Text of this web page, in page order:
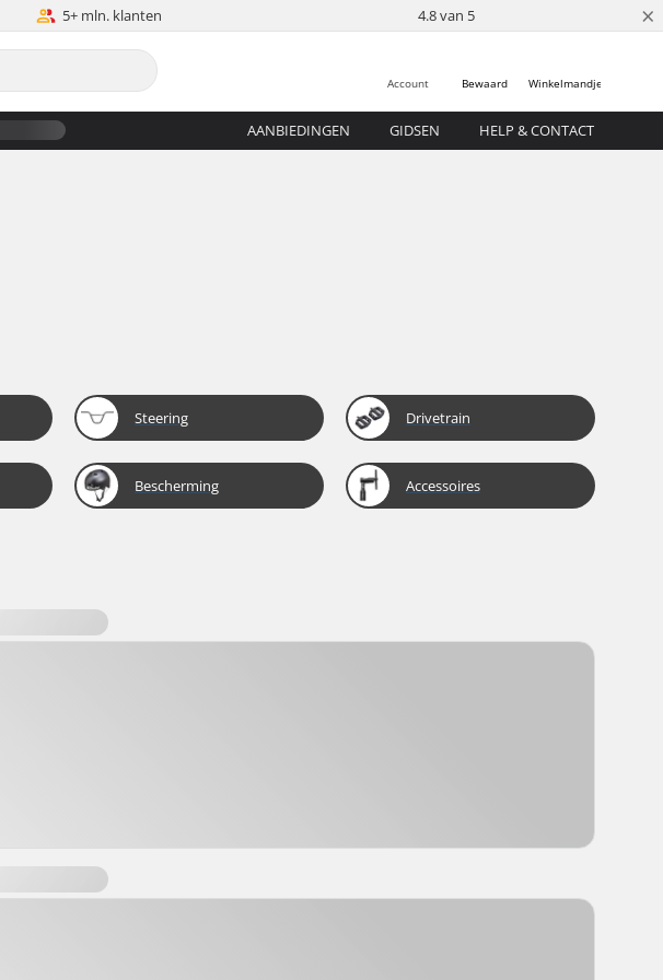
5+ mln. klanten 4.8 van 5 ×
Winkelmandje
Bewaard
Account
AANBIEDINGEN GIDSEN HELP & CONTACT
Steering Drivetrain
Bescherming Accessoires